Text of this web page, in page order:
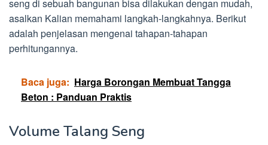
seng di sebuah bangunan bisa dilakukan dengan mudah,
asalkan Kalian memahami langkah-langkahnya. Berikut
adalah penjelasan mengenai tahapan-tahapan
perhitungannya.
Baca juga: Harga Borongan Membuat Tangga
Beton : Panduan Praktis
Volume Talang Seng